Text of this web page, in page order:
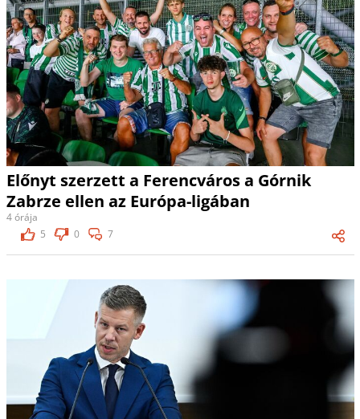
Előnyt szerzett a Ferencváros a Górnik
Zabrze ellen az Európa-ligában
4 órája
5
0 7